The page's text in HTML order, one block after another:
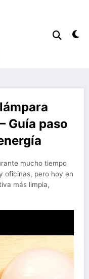
Guía paso
mucho tiempo
oficinas, pero hoy en
más limpia,